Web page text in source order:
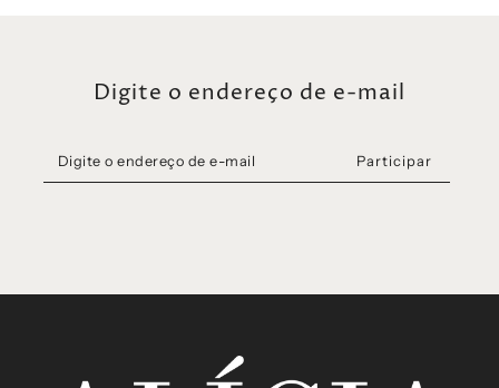
Digite o endereço de e-mail
Participar